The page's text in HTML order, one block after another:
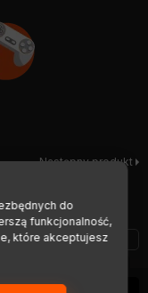
Następny produkt
3 -
do
funkcjonalność,
które akceptujesz